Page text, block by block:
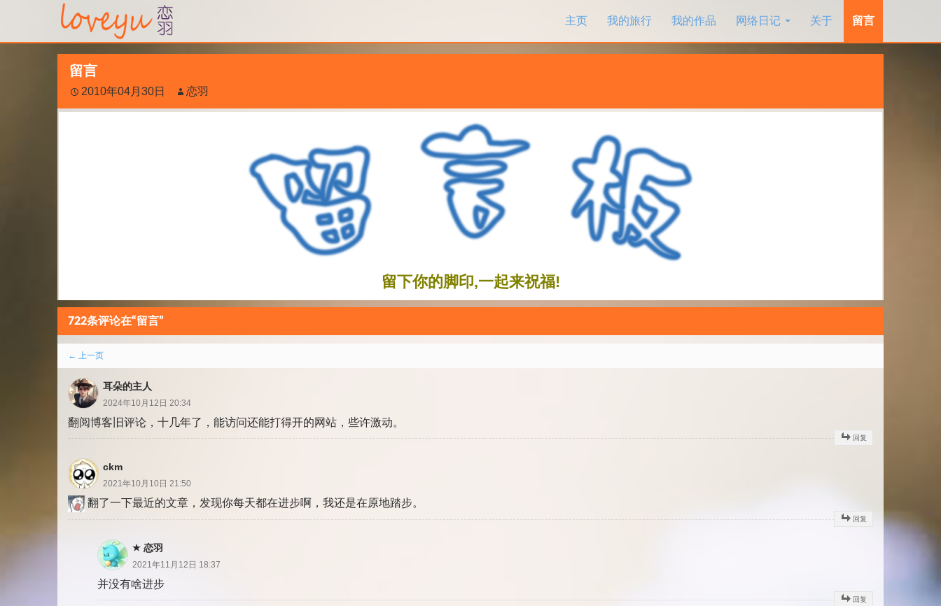
主页
我的旅行 我的作品 网络日记 关于 留言
留言
2010年04月30日 恋羽
留下你的脚印,一起来祝福!
722条评论在“留言”
评
论
分
页
← 上一页
耳朵的主人
2024年10月12日 20:34
翻阅博客旧评论，十几年了，能访问还能打得开的网站，些许激动。
回复
ckm
2021年10月10日 21:50
翻了一下最近的文章，发现你每天都在进步啊，我还是在原地踏步。
回复
恋羽
2021年11月12日 18:37
并没有啥进步
回复